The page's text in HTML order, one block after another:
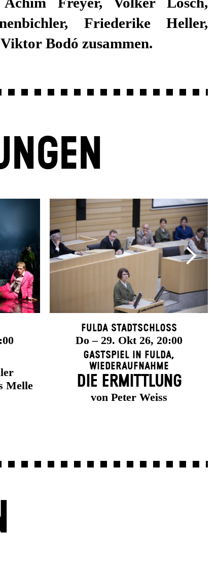
Bodó zusammen.
Melle
Fulda Stadtschloss
Do – 29. Okt 26, 20:00
Gastspiel in Fulda,
Wiederaufnahme
DIE ERMITTLUNG
von Peter Weiss